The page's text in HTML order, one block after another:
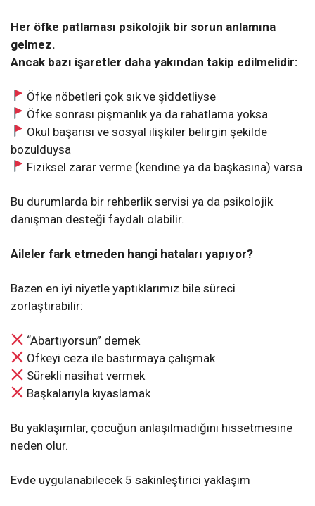
Her öfke patlaması psikolojik bir sorun anlamına
gelmez.
Ancak bazı işaretler daha yakından takip edilmelidir:
Öfke nöbetleri çok sık ve şiddetliyse
Öfke sonrası pişmanlık ya da rahatlama yoksa
Okul başarısı ve sosyal ilişkiler belirgin şekilde
bozulduysa
Fiziksel zarar verme (kendine ya da başkasına) varsa
Bu durumlarda bir rehberlik servisi ya da psikolojik
danışman desteği faydalı olabilir.
Aileler fark etmeden hangi hataları yapıyor?
Bazen en iyi niyetle yaptıklarımız bile süreci
zorlaştırabilir:
“Abartıyorsun” demek
Öfkeyi ceza ile bastırmaya çalışmak
Sürekli nasihat vermek
Başkalarıyla kıyaslamak
Bu yaklaşımlar, çocuğun anlaşılmadığını hissetmesine
neden olur.
Evde uygulanabilecek 5 sakinleştirici yaklaşım